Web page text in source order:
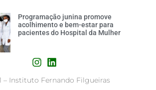
Programação junina promove
acolhimento e bem-estar para
pacientes do Hospital da Mulher
– Instituto Fernando Filgueiras